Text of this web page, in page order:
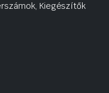
Kiegészítők